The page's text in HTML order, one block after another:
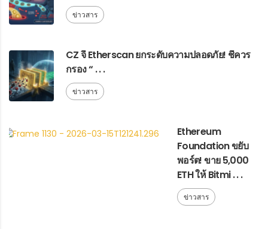
ข่าวสาร
CZ จี้ Etherscan ยกระดับความปลอดภัย! ชี้ควร
กรอง “ . . .
ข่าวสาร
Ethereum
Foundation ขยับ
พอร์ต! ขาย 5,000
ETH ให้ Bitmi . . .
ข่าวสาร